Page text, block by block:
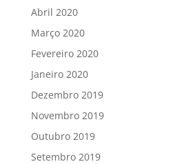
Abril 2020
Março 2020
Fevereiro 2020
Janeiro 2020
Dezembro 2019
Novembro 2019
Outubro 2019
Setembro 2019